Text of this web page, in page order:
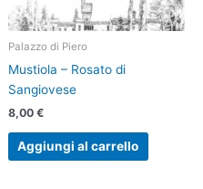
Palazzo di Piero
Mustiola – Rosato di
Sangiovese
8,00 €
Aggiungi al carrello